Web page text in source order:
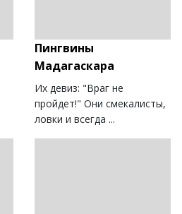
Пингвины
Мадагаскара
Их девиз: "Враг не
пройдет!" Они смекалисты,
ловки и всегда ...